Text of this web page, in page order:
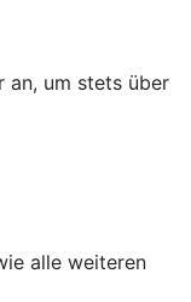
an, um stets über
alle weiteren